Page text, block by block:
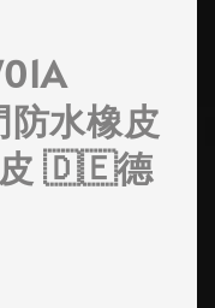
防水橡皮
皮 🇩🇪德